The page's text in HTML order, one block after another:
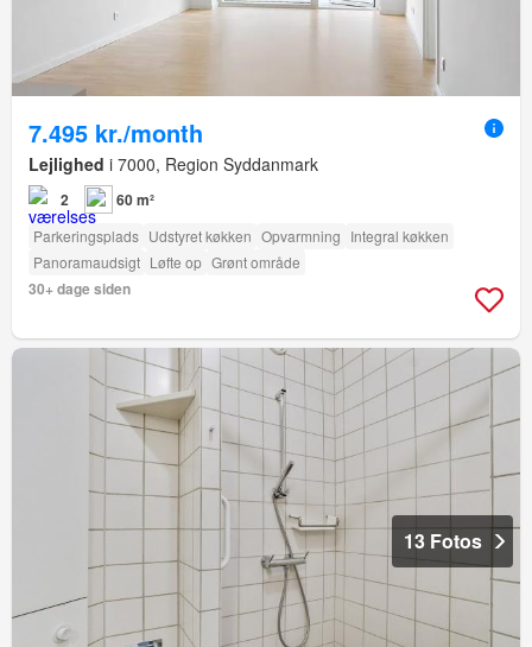
7.495 kr./month
Lejlighed i 7000, Region Syddanmark
2 60 m²
Parkeringsplads Udstyret køkken Opvarmning Integral køkken
Panoramaudsigt Løfte op Grønt område
30+ dage siden
13 Fotos